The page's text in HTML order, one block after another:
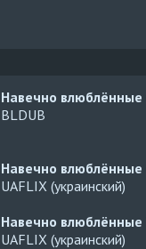
Навечно влюблённые
BLDUB
Навечно влюблённые
UAFLIX (украинский)
Навечно влюблённые
UAFLIX (украинский)